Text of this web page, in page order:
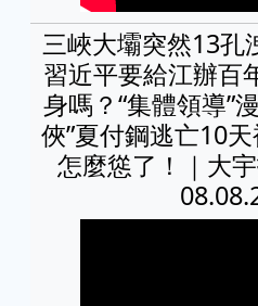
三峽大壩突然13孔
習近平要給江辦百
身嗎？“集體領導”
俠”夏付鋼逃亡10
怎麼慫了！｜大